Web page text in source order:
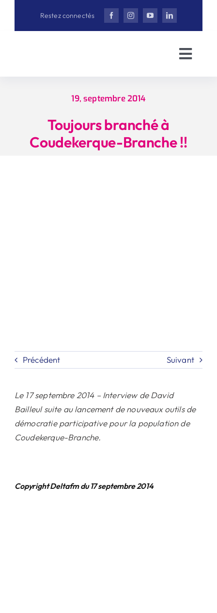
Restez connectés
Actualités
19, septembre 2014
Toujours branché à
Coudekerque-Branche !!
Précédent Suivant
Le 17 septembre 2014 – Interview de David
Bailleul suite au lancement de nouveaux outils de
démocratie participative pour la population de
Coudekerque-Branche.
Copyright Deltafm du 17 septembre 2014